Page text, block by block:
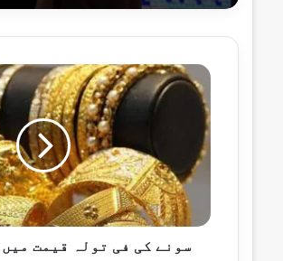
پاکستان سٹاک
ستمبر 3, 2024
پاکستان سٹاک ایکسچینج
اگست 21, 2024
سونے
کی
فی
تولہ
قیمت
میں
معمولی
اضافہ
سونے کی فی تولہ قیمت